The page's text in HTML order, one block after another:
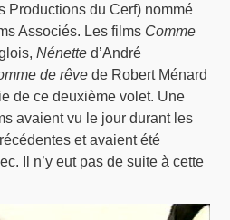
Productions du Cerf) nommé
Associés. Les films Comme
Nénette d’André
de rêve de Robert Ménard
de ce deuxième volet. Une
avaient vu le jour durant les
et avaient été
Il n’y eut pas de suite à cette